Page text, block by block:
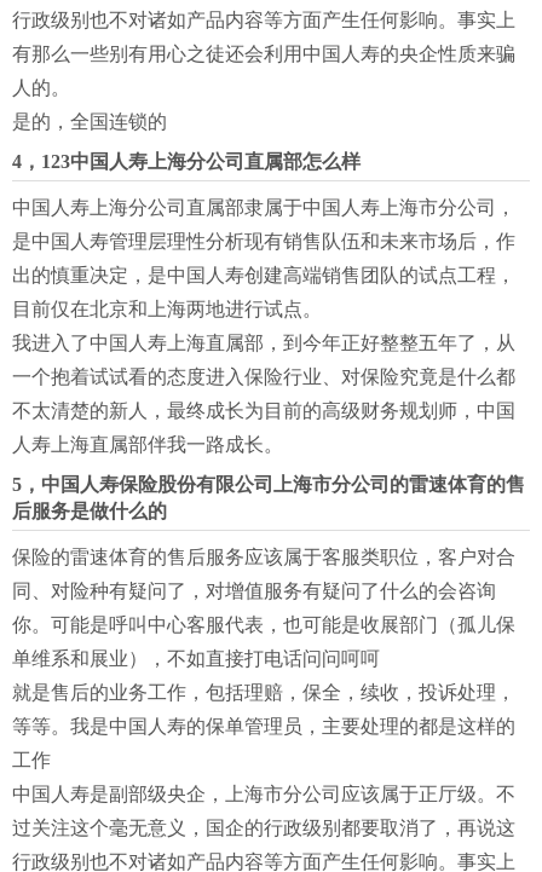
行政级别也不对诸如产品内容等方面产生任何影响。事实上
有那么一些别有用心之徒还会利用中国人寿的央企性质来骗
人的。
是的，全国连锁的
4，123中国人寿上海分公司直属部怎么样
中国人寿上海分公司直属部隶属于中国人寿上海市分公司，
是中国人寿管理层理性分析现有销售队伍和未来市场后，作
出的慎重决定，是中国人寿创建高端销售团队的试点工程，
目前仅在北京和上海两地进行试点。
我进入了中国人寿上海直属部，到今年正好整整五年了，从
一个抱着试试看的态度进入保险行业、对保险究竟是什么都
不太清楚的新人，最终成长为目前的高级财务规划师，中国
人寿上海直属部伴我一路成长。
5，中国人寿保险股份有限公司上海市分公司的雷速体育的售
后服务是做什么的
保险的雷速体育的售后服务应该属于客服类职位，客户对合
同、对险种有疑问了，对增值服务有疑问了什么的会咨询
你。可能是呼叫中心客服代表，也可能是收展部门（孤儿保
单维系和展业），不如直接打电话问问呵呵
就是售后的业务工作，包括理赔，保全，续收，投诉处理，
等等。我是中国人寿的保单管理员，主要处理的都是这样的
工作
中国人寿是副部级央企，上海市分公司应该属于正厅级。不
过关注这个毫无意义，国企的行政级别都要取消了，再说这
行政级别也不对诸如产品内容等方面产生任何影响。事实上